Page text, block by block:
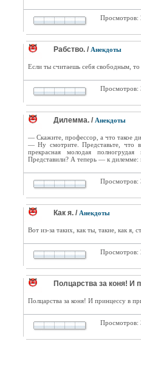
Просмотров:
Рабство. / Анекдоты
Если ты считаешь себя свободным,
Просмотров:
Дилемма. / Анекдоты
— Скажите, профессор, а что такое
— Ну смотрите. Представьте, что
прекрасная молодая
Представили? А теперь — к дилемме:
Просмотров:
Как я. / Анекдоты
Вот из-за таких, как ты, такие, как я,
Просмотров:
Полцарства за коня! И
Полцарства за коня! И принцессу в
Просмотров: